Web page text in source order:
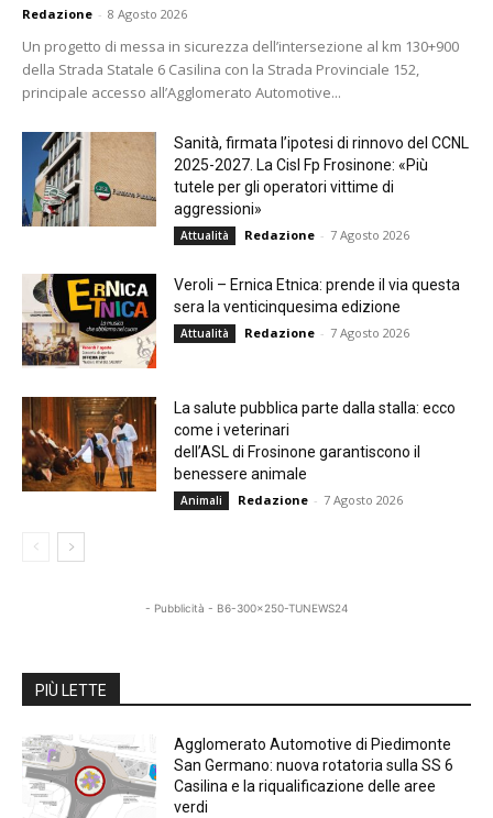
Redazione - 8 Agosto 2026
Un progetto di messa in sicurezza dell’intersezione al km 130+900
della Strada Statale 6 Casilina con la Strada Provinciale 152,
principale accesso all’Agglomerato Automotive...
Sanità, firmata l’ipotesi di rinnovo del CCNL
2025-2027. La Cisl Fp Frosinone: «Più
tutele per gli operatori vittime di
aggressioni»
Attualità Redazione - 7 Agosto 2026
Veroli – Ernica Etnica: prende il via questa
sera la venticinquesima edizione
Attualità Redazione - 7 Agosto 2026
La salute pubblica parte dalla stalla: ecco
come i veterinari
dell’ASL di Frosinone garantiscono il
benessere animale
Animali Redazione - 7 Agosto 2026
- Pubblicità - B6-300x250-TUNEWS24
PIÙ LETTE
Agglomerato Automotive di Piedimonte
San Germano: nuova rotatoria sulla SS 6
Casilina e la riqualificazione delle aree
verdi